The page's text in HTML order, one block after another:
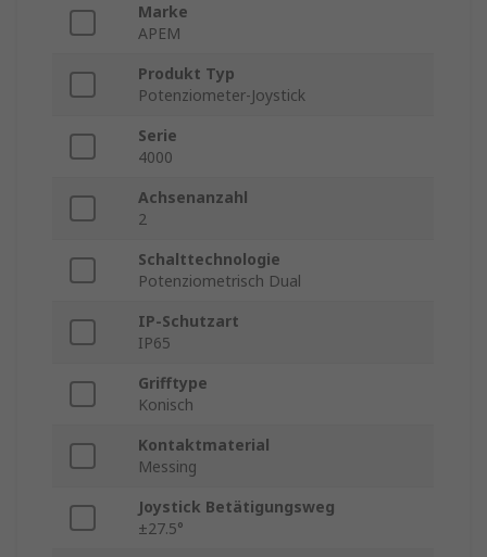
Marke
APEM
Produkt Typ
Potenziometer-Joystick
Serie
4000
Achsenanzahl
2
Schalttechnologie
Potenziometrisch Dual
IP-Schutzart
IP65
Grifftype
Konisch
Kontaktmaterial
Messing
Joystick Betätigungsweg
±27.5°